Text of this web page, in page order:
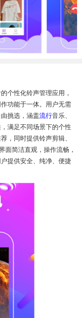
个性化铃声管理应用，
功能于一体。用户无需
挑选，涵盖流行音乐、
满足不同场景下的个性
，同时提供铃声剪辑、
面简洁直观，操作流畅，
提供安全、纯净、便捷